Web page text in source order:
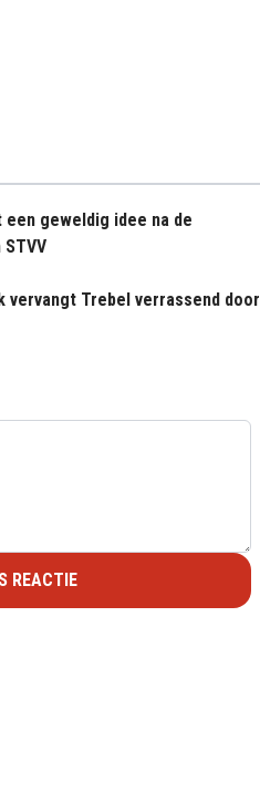
geweldig idee na de
vervangt Trebel verrassend door
REACTIE